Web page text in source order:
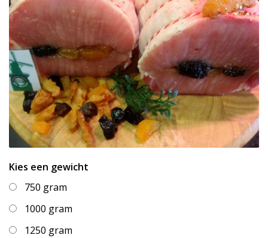
Kies een gewicht
750 gram
1000 gram
1250 gram